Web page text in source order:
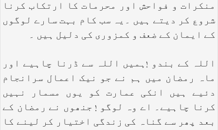
منکرات و فواحش اور محرمات کا ارتکاب کرنا
شروع کر دیتے ہیں ۔یہ سب کام بہت سارے لوگوں
کے ایمان کے ضعف و کمزوری کی دلیل ہیں ۔
اللہ کے بندو !ہمیں اللہ سے ڈرنا چاہیے اور
ماہ رمضان میں ہم نے جو نیک اعمال سرانجام
دئیے ہیں انکی عمارت کو یوں مسمار نہیں
کرنا چاہیے۔ اے وہ لوگو ! جنھوں نے رمضان کے
بعد پھر سے گناہ کی زندگی اختیار کر لینے کا